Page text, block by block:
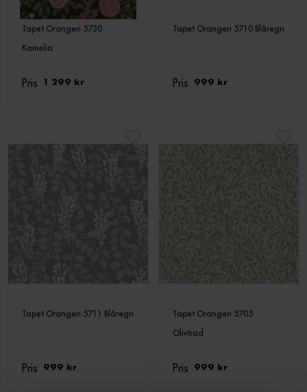
Tapet Orangeri 5730
Kamelia
Pris 1 299 kr
Tapet Orangeri 5710 Blåregn
Pris 999 kr
Tapet Orangeri 5711 Blåregn
Pris 999 kr
Tapet Orangeri 5705
Olivträd
Pris 999 kr